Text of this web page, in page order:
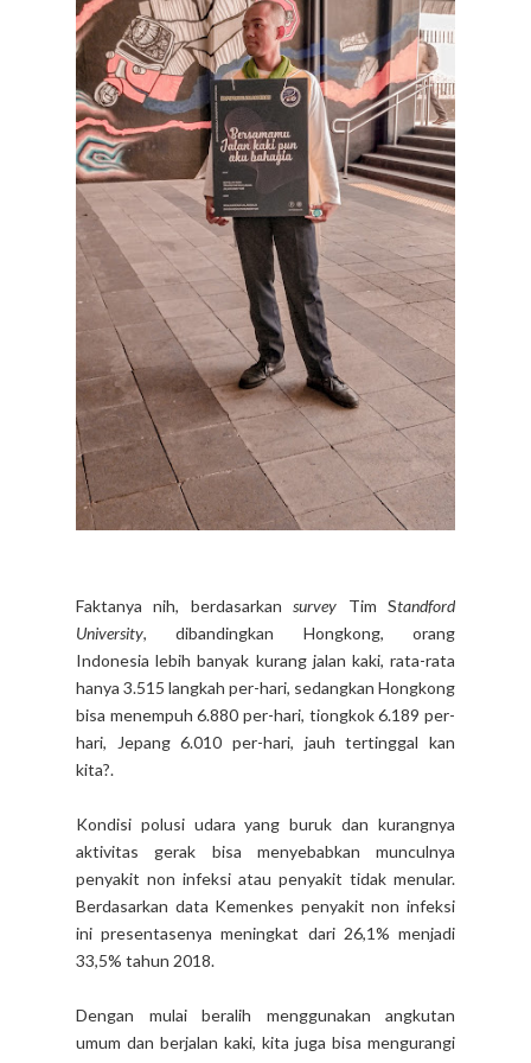
Faktanya nih, berdasarkansurvey Tim Standford
University, dibandingkan Hongkong, orang
Indonesia lebih banyak kurang jalan kaki, rata-rata
hanya 3.515 langkah per-hari, sedangkan Hongkong
bisa menempuh 6.880 per-hari, tiongkok 6.189 per-
hari, Jepang 6.010 per-hari, jauh tertinggal kan
kita?.
Kondisi polusi udara yang buruk dan kurangnya
aktivitas gerak bisa menyebabkan munculnya
penyakit non infeksi atau penyakit tidak menular.
Berdasarkan data Kemenkes penyakit non infeksi
ini presentasenya meningkat dari 26,1% menjadi
33,5% tahun 2018.
Dengan mulai beralih menggunakan angkutan
umum dan berjalan kaki, kita juga bisa mengurangi